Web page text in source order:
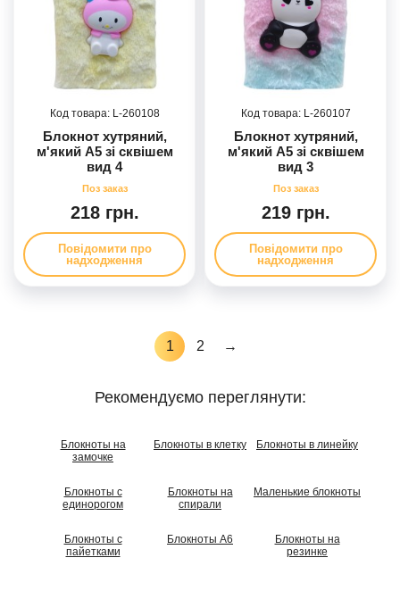
260108
Блокнот хутряний,
м'який А5 зі сквішем
вид 4
218 грн.
Повідомити про
надходження
260107
Блокнот хутряний,
м'який А5 зі сквішем
вид 3
219 грн.
Повідомити про
надходження
1 2 →
Рекомендуємо переглянути:
Блокноты на
замочке
Блокноты в клетку Блокноты в линейку
Блокноты с
единорогом
Блокноты на
спирали
Маленькие блокноты
Блокноты с
пайетками
Блокноты А6
Блокноты на
резинке